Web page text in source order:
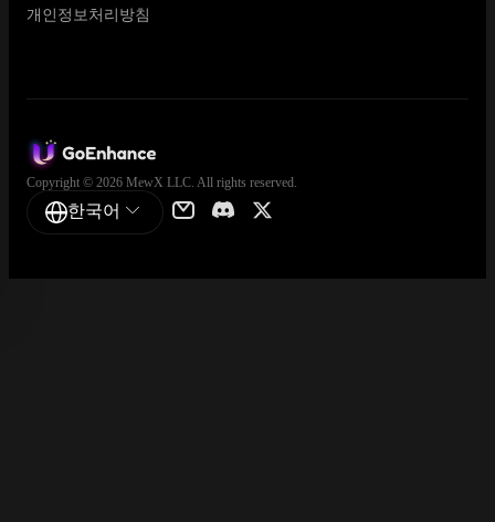
개인정보처리방침
Copyright © 2026 MewX LLC. All rights reserved.
한국어